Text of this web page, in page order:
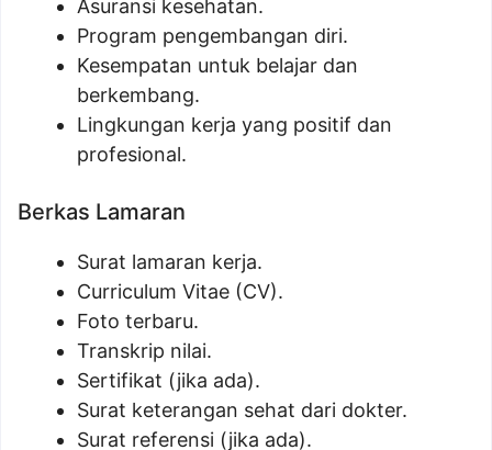
Asuransi kesehatan.
Program pengembangan diri.
Kesempatan untuk belajar dan
berkembang.
Lingkungan kerja yang positif dan
profesional.
Berkas Lamaran
Surat lamaran kerja.
Curriculum Vitae (CV).
Foto terbaru.
Transkrip nilai.
Sertifikat (jika ada).
Surat keterangan sehat dari dokter.
Surat referensi (jika ada).